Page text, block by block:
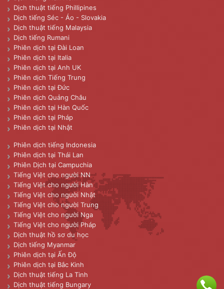
Dịch thuật tiếng Phillipines
Dịch tiếng Séc - Áo - Slovakia
Dịch thuật tiếng Malaysia
Dịch tiếng Rumani
Phiên dịch tại Đài Loan
Phiên dịch tại Italia
Phiên dịch tại Anh UK
Phiên dịch Tiếng Trung
Phiên dịch tại Đức
Phiên dịch Quảng Châu
Phiên dịch tại Hàn Quốc
Phiên dịch tại Pháp
Phiên dịch tại Nhật
Phiên dịch tiếng Indonesia
Phiên dịch tại Thái Lan
Phiên Dịch tại Campuchia
Tiếng Việt cho người NN
Tiếng Việt cho người Hàn
Tiếng Việt cho người Nhật
Tiếng Việt cho người Trung
Tiếng Việt cho người Nga
Tiếng Việt cho người Pháp
Dịch thuật hồ sơ du học
Dịch tiếng Myanmar
Phiên dịch tại Ấn Độ
Phiên dịch tại Bắc Kinh
Dịch thuật tiếng La Tinh
Dịch thuật tiếng Bungary